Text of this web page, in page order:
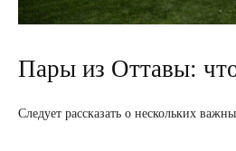
Пары из Оттавы:
Следует рассказать о нескольких